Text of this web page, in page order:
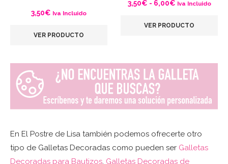
3,50€ Iva Incluido
VER PRODUCTO
3,50€ - 6,00€Rango
precios:
6,00€
Iva Incluido
VER PRODUCTO
En El Postre de Lisa también podemos ofrecerte otro
tipo de Galletas Decoradas como pueden ser Galletas
Decoradas para Bautizos, Galletas Decoradas de